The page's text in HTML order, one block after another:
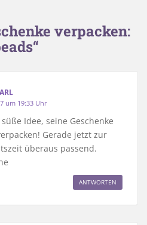
verpacken:
um 19:33 Uhr
Idee, seine Geschenke
Gerade jetzt zur
überaus passend.
ANTWORTEN